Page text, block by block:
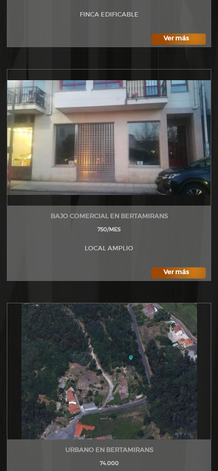
FINCA EDIFICABLE
Ver más
BAJO COMERCIAL EN BERTAMIRANS
750/MES
LOCAL AMPLIO
Ver más
URBANO EN BERTAMIRANS
74.000